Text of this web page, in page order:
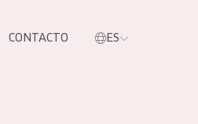
CONTACTO ES